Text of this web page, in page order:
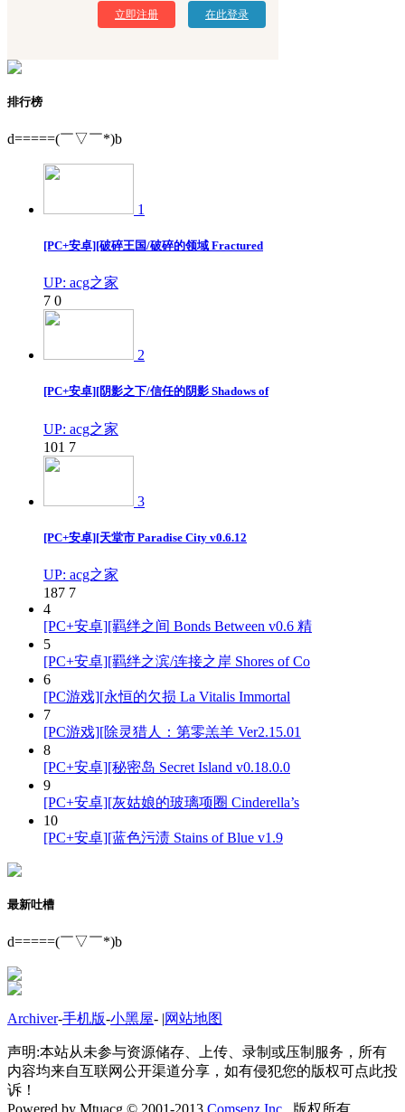
立即注册 在此登录
排行榜
d=====(￣▽￣*)b
1
[PC+安卓][破碎王国/破碎的领域 Fractured
UP: acg之家
7 0
2
[PC+安卓][阴影之下/信任的阴影 Shadows of
UP: acg之家
101 7
3
[PC+安卓][天堂市 Paradise City v0.6.12
UP: acg之家
187 7
4
[PC+安卓][羁绊之间 Bonds Between v0.6 精
5
[PC+安卓][羁绊之滨/连接之岸 Shores of Co
6
[PC游戏][永恒的欠损 La Vitalis Immortal
7
[PC游戏][除灵猎人：第零羔羊 Ver2.15.01
8
[PC+安卓][秘密岛 Secret Island v0.18.0.0
9
[PC+安卓][灰姑娘的玻璃项圈 Cinderella’s
10
[PC+安卓][蓝色污渍 Stains of Blue v1.9
最新吐槽
d=====(￣▽￣*)b
Archiver-手机版-小黑屋- |网站地图
声明:本站从未参与资源储存、上传、录制或压制服务，所有
内容均来自互联网公开渠道分享，如有侵犯您的版权可点此投
诉！